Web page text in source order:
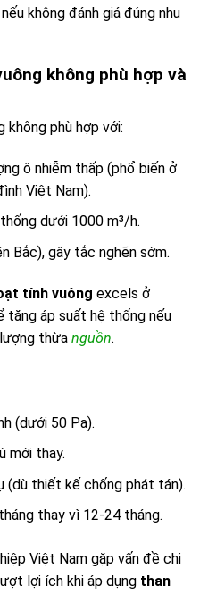
không đánh giá đúng nhu
không phù hợp và
không phù hợp với:
ô nhiễm thấp (phổ biến ở
Việt Nam).
dưới 1000 m³/h.
Bắc), gây tắc nghẽn sớm.
tính vuông excels ở
tăng áp suất hệ thống nếu
thừa nguồn.
(dưới 50 Pa).
mới thay.
(dù thiết kế chống phát tán).
thay vì 12-24 tháng.
Việt Nam gặp vấn đề chi
lợi ích khi áp dụng than